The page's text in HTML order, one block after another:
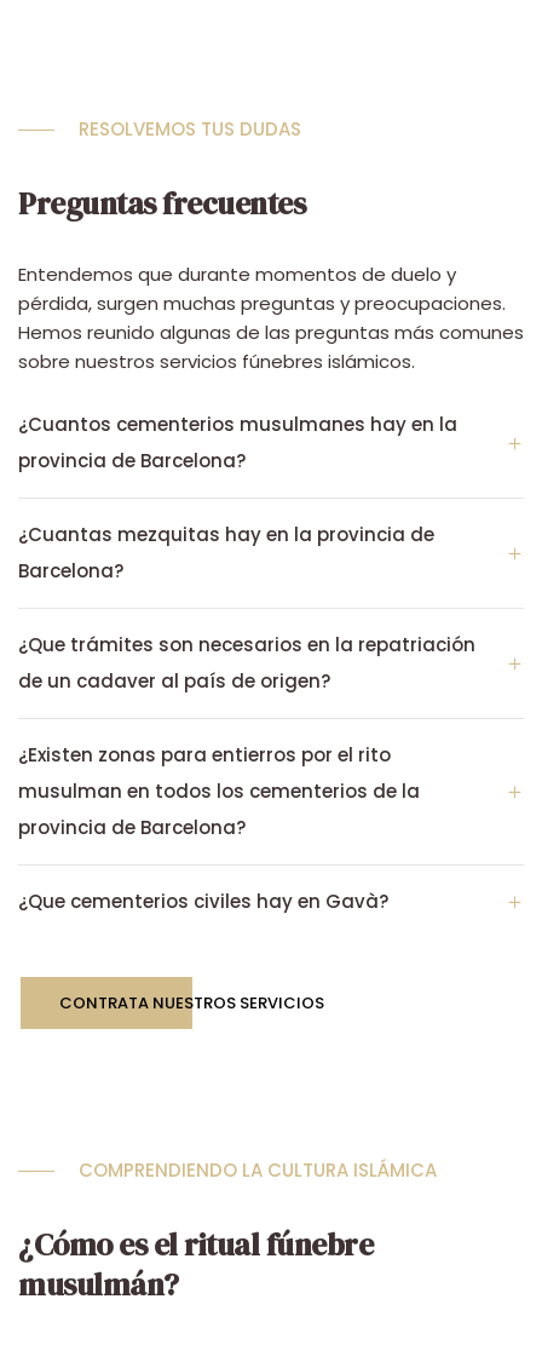
RESOLVEMOS TUS DUDAS
Preguntas frecuentes
Entendemos que durante momentos de duelo y
pérdida, surgen muchas preguntas y preocupaciones.
Hemos reunido algunas de las preguntas más comunes
sobre nuestros servicios fúnebres islámicos.
¿Cuantos cementerios musulmanes hay en la
provincia de Barcelona?
¿Cuantas mezquitas hay en la provincia de
Barcelona?
¿Que trámites son necesarios en la repatriación
de un cadaver al país de origen?
¿Existen zonas para entierros por el rito
musulman en todos los cementerios de la
provincia de Barcelona?
¿Que cementerios civiles hay en Gavà?
CONTRATA NUESTROS SERVICIOS
COMPRENDIENDO LA CULTURA ISLÁMICA
¿Cómo es el ritual fúnebre
musulmán?